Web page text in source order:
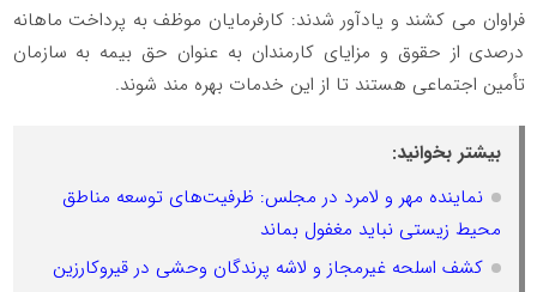
فراوان می کشند و یادآور شدند: کارفرمایان موظف‌ به پرداخت ماهانه
درصدی از حقوق و مزایای کارمندان به‌ عنوان حق بیمه به سازمان
تأمین اجتماعی هستند تا از این خدمات بهره مند شوند.
بیشتر بخوانید:
نماینده مهر و لامرد در مجلس: ظرفیت‌های توسعه مناطق
محیط زیستی نباید مغفول بماند
کشف اسلحه غیرمجاز و لاشه پرندگان وحشی در قیروکارزین